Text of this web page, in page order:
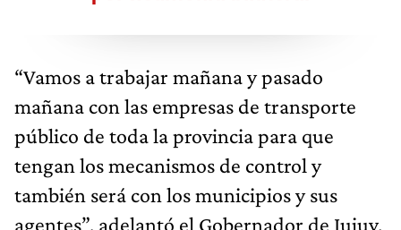
“Vamos a trabajar mañana y pasado
mañana con las empresas de transporte
público de toda la provincia para que
tengan los mecanismos de control y
también será con los municipios y sus
agentes”, adelantó el Gobernador de Jujuy.